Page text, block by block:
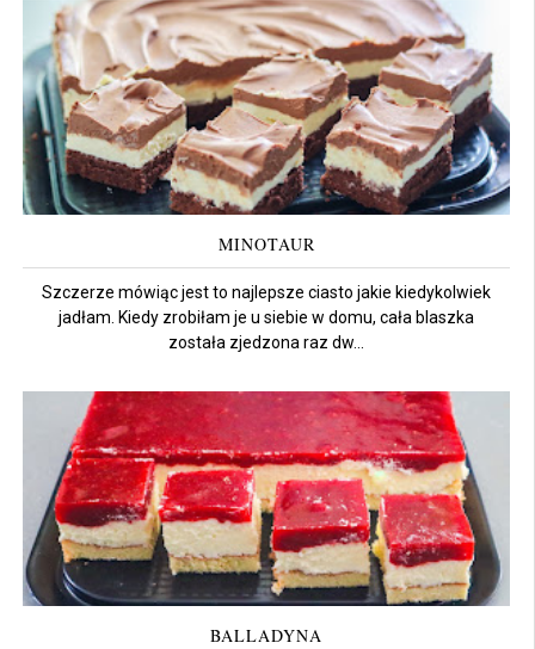
MINOTAUR
Szczerze mówiąc jest to najlepsze ciasto jakie kiedykolwiek
jadłam. Kiedy zrobiłam je u siebie w domu, cała blaszka
została zjedzona raz dw...
BALLADYNA